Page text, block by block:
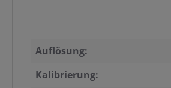
Auflösung:
Kalibrierung: